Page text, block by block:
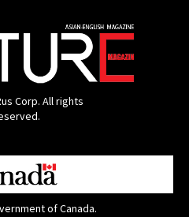
Corp. All rights
of Canada.